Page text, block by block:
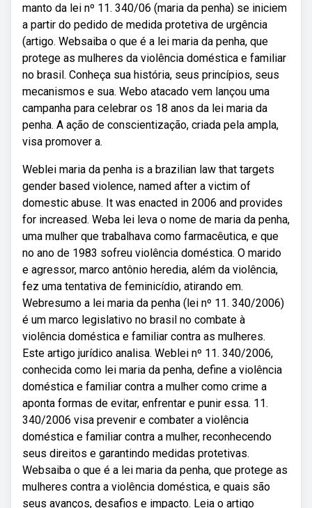
manto da lei nº 11. 340/06 (maria da penha) se iniciem
a partir do pedido de medida protetiva de urgência
(artigo. Websaiba o que é a lei maria da penha, que
protege as mulheres da violência doméstica e familiar
no brasil. Conheça sua história, seus princípios, seus
mecanismos e sua. Webo atacado vem lançou uma
campanha para celebrar os 18 anos da lei maria da
penha. A ação de conscientização, criada pela ampla,
visa promover a.
Weblei maria da penha is a brazilian law that targets
gender based violence, named after a victim of
domestic abuse. It was enacted in 2006 and provides
for increased. Weba lei leva o nome de maria da penha,
uma mulher que trabalhava como farmacêutica, e que
no ano de 1983 sofreu violência doméstica. O marido
e agressor, marco antônio heredia, além da violência,
fez uma tentativa de feminicídio, atirando em.
Webresumo a lei maria da penha (lei nº 11. 340/2006)
é um marco legislativo no brasil no combate à
violência doméstica e familiar contra as mulheres.
Este artigo jurídico analisa. Weblei nº 11. 340/2006,
conhecida como lei maria da penha, define a violência
doméstica e familiar contra a mulher como crime a
aponta formas de evitar, enfrentar e punir essa. 11.
340/2006 visa prevenir e combater a violência
doméstica e familiar contra a mulher, reconhecendo
seus direitos e garantindo medidas protetivas.
Websaiba o que é a lei maria da penha, que protege as
mulheres contra a violência doméstica, e quais são
seus avanços, desafios e impacto. Leia o artigo